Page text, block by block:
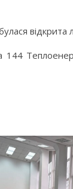
відкрита
144